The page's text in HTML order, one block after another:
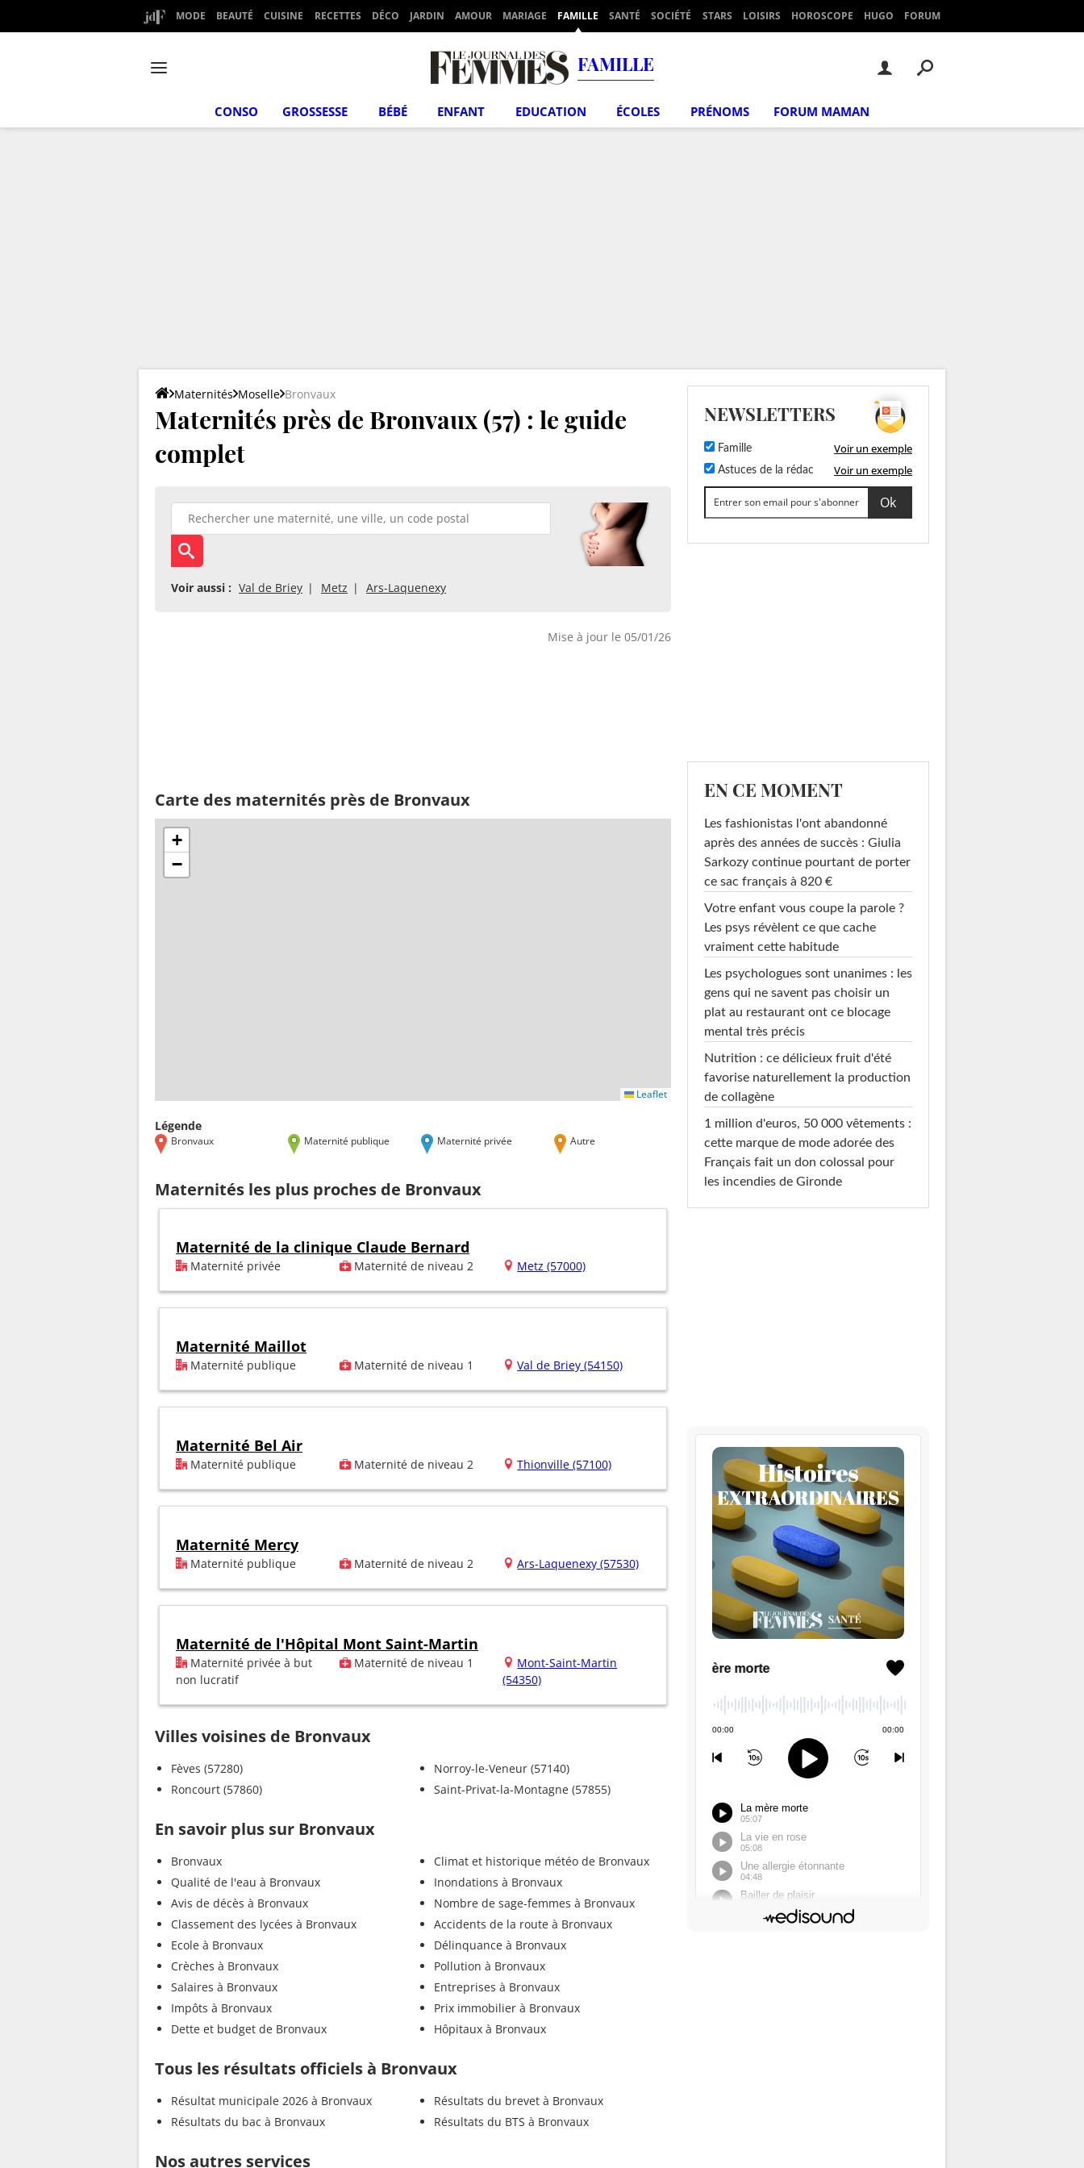
MODE BEAUTÉ CUISINE RECETTES DÉCO JARDIN AMOUR MARIAGE FAMILLE SANTÉ SOCIÉTÉ STARS LOISIRS HOROSCOPE HUGO FORUM
FAMILLE
CONSO GROSSESSE BÉBÉ ENFANT EDUCATION ÉCOLES PRÉNOMS FORUM MAMAN
Maternités Moselle Bronvaux
Maternités près de Bronvaux (57) : le guide
complet
Voir aussi : Val de Briey Metz Ars-Laquenexy
Mise à jour le 05/01/26
Carte des maternités près de Bronvaux
+
−
Leaflet
Légende
Bronvaux Maternité publique Maternité privée Autre
Maternités les plus proches de Bronvaux
Maternité de la clinique Claude Bernard
Maternité privée Maternité de niveau 2 Metz (57000)
Maternité Maillot
Maternité publique Maternité de niveau 1 Val de Briey (54150)
Maternité Bel Air
Maternité publique Maternité de niveau 2 Thionville (57100)
Maternité Mercy
Maternité publique Maternité de niveau 2 Ars-Laquenexy (57530)
Maternité de l'Hôpital Mont Saint-Martin
Maternité privée à but
non lucratif
Maternité de niveau 1
Mont-Saint-Martin
(54350)
Villes voisines de Bronvaux
Fèves (57280)
Roncourt (57860)
Norroy-le-Veneur (57140)
Saint-Privat-la-Montagne (57855)
En savoir plus sur Bronvaux
Bronvaux
Qualité de l'eau à Bronvaux
Avis de décès à Bronvaux
Classement des lycées à Bronvaux
Ecole à Bronvaux
Crèches à Bronvaux
Salaires à Bronvaux
Impôts à Bronvaux
Dette et budget de Bronvaux
Climat et historique météo de Bronvaux
Inondations à Bronvaux
Nombre de sage-femmes à Bronvaux
Accidents de la route à Bronvaux
Délinquance à Bronvaux
Pollution à Bronvaux
Entreprises à Bronvaux
Prix immobilier à Bronvaux
Hôpitaux à Bronvaux
Tous les résultats officiels à Bronvaux
Résultat municipale 2026 à Bronvaux
Résultats du bac à Bronvaux
Résultats du brevet à Bronvaux
Résultats du BTS à Bronvaux
Nos autres services
NEWSLETTERS
Famille Voir un exemple
Astuces de la rédac Voir un exemple
EN CE MOMENT
Les fashionistas l'ont abandonné
après des années de succès : Giulia
Sarkozy continue pourtant de porter
ce sac français à 820 €
Votre enfant vous coupe la parole ?
Les psys révèlent ce que cache
vraiment cette habitude
Les psychologues sont unanimes : les
gens qui ne savent pas choisir un
plat au restaurant ont ce blocage
mental très précis
Nutrition : ce délicieux fruit d'été
favorise naturellement la production
de collagène
1 million d'euros, 50 000 vêtements :
cette marque de mode adorée des
Français fait un don colossal pour
les incendies de Gironde